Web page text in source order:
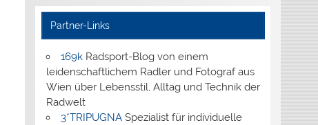
Partner-Links
169kRadsport-Blog von einem
leidenschaftlichem Radler und Fotograf aus
Wien über Lebensstil, Alltag und Technik der
Radwelt
3*TRIPUGNASpezialist für individuelle